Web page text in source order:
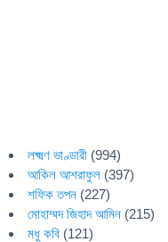
লক্ষ্মণ ভাণ্ডারী (994)
আকিল আশরাফুল (397)
শফিক তপন (227)
মোহাম্মদ জিহাদ আমিন (215)
মধু কবি (121)